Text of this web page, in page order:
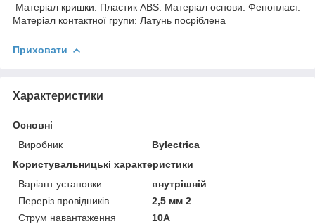
Матеріал кришки: Пластик ABS. Матеріал основи: Фенопласт.
Матеріал контактної групи: Латунь посріблена
Приховати
Характеристики
Основні
Виробник
Bylectrica
Користувальницькі характеристики
Варіант установки
внутрішній
Переріз провідників
2,5 мм 2
Струм навантаження
10А